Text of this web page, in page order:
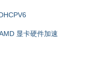
显卡硬件加速